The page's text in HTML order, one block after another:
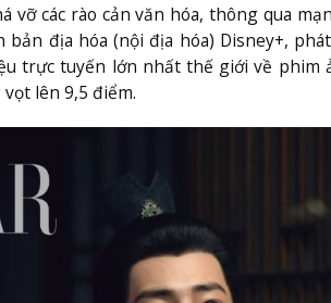
vỡ các rào cản văn hóa, thông qua
bản địa hóa (nội địa hóa) Disney+,
trực tuyến lớn nhất thế giới về
lên 9,5 điểm.